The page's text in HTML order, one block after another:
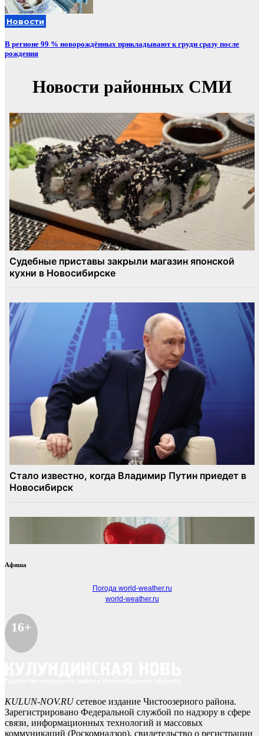
Новости
В регионе 99 % новорождённых прикладывают к груди сразу после
рождения
Афиша
Погода world-weather.ru
world-weather.ru
16+
KULUN-NOV.RUсетевое издание Чистоозерного района.
Зарегистрировано Федеральной службой по надзору в сфере
связи, информационных технологий и массовых
коммуникаций (Роскомнадзор), свидетельство о регистрации